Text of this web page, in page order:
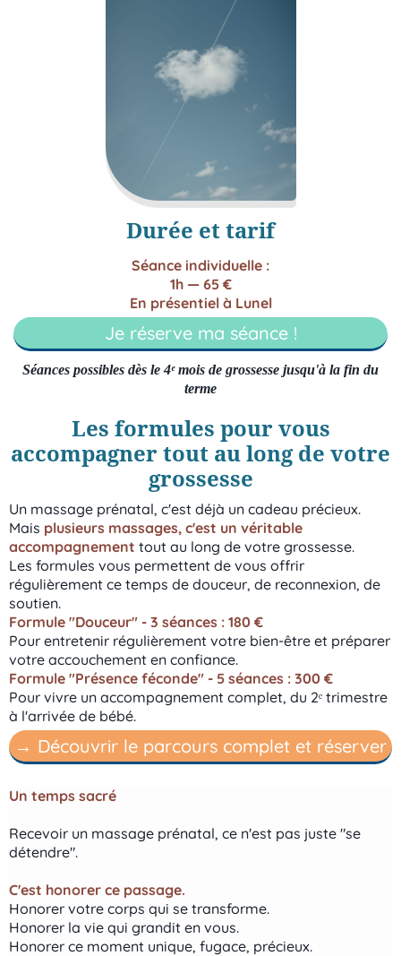
Durée et tarif
Séance individuelle :
1h — 65 €
En présentiel à Lunel
Je réserve ma séance !
Séances possibles dès le 4ᵉmois de grossesse jusqu'à la fin du
terme
Les formules pour vous
accompagner tout au long de votre
grossesse
Un massage prénatal, c'est déjà un cadeau précieux.
Mais plusieurs massages, c'est un véritable
accompagnement tout au long de votre grossesse.
Les formules vous permettent de vous offrir
régulièrement ce temps de douceur, de reconnexion, de
soutien.
Formule "Douceur" - 3 séances : 180 €
Pour entretenir régulièrement votre bien-être et préparer
votre accouchement en confiance.
Formule "Présence féconde" - 5 séances : 300 €
Pour vivre un accompagnement complet, du 2ᵉ trimestre
à l'arrivée de bébé.
→ Découvrir le parcours complet et réserver
Un temps sacré
Recevoir un massage prénatal, ce n'est pas juste "se
détendre".
C'est honorer ce passage.
Honorer votre corps qui se transforme.
Honorer la vie qui grandit en vous.
Honorer ce moment unique, fugace, précieux.